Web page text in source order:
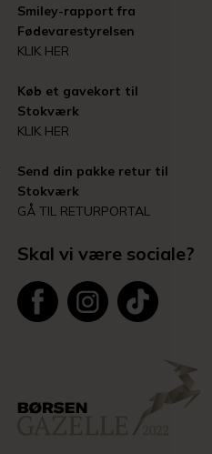
Smiley-rapport fra
Fødevarestyrelsen
KLIK HER
Køb et gavekort til
Stokværk
KLIK HER
Send din pakke retur til
Stokværk
GÅ TIL RETURPORTAL
Skal vi være sociale?